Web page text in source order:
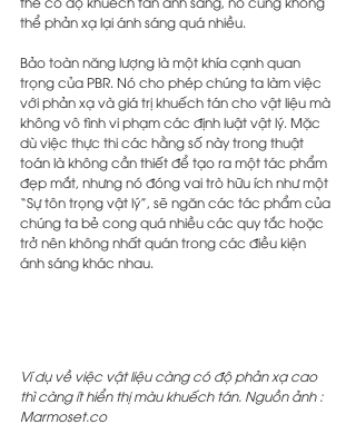
thể phản xạ lại ánh sáng quá nhiều.
Bảo toàn năng lượng là một khía cạnh quan
trọng của PBR. Nó cho phép chúng ta làm việc
với phản xạ và giá trị khuếch tán cho vật liệu mà
không vô tình vi phạm các định luật vật lý. Mặc
dù việc thực thi các hằng số này trong thuật
toán là không cần thiết để tạo ra một tác phẩm
đẹp mắt, nhưng nó đóng vai trò hữu ích như một
“Sự tôn trọng vật lý”, sẽ ngăn các tác phẩm của
chúng ta bẻ cong quá nhiều các quy tắc hoặc
trở nên không nhất quán trong các điều kiện
ánh sáng khác nhau.
Ví dụ về việc vật liệu càng có độ phản xạ cao
thì càng ít hiển thị màu khuếch tán. Nguồn ảnh :
Marmoset.co